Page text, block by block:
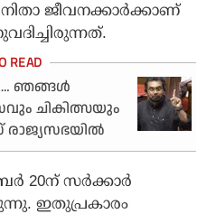
ജീവനക്കാര്‍ക്കാണ്
ഞങ്ങൾ
ചികിത്സയും
രാജ്യസഭയിൽ
20ന് സര്‍ക്കാര്‍
ഇതുപ്രകാരം